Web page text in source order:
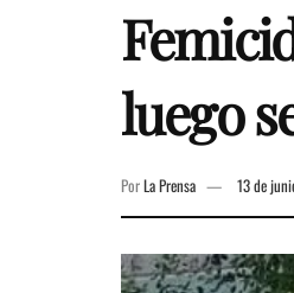
luego
PorLa Prensa 13 de